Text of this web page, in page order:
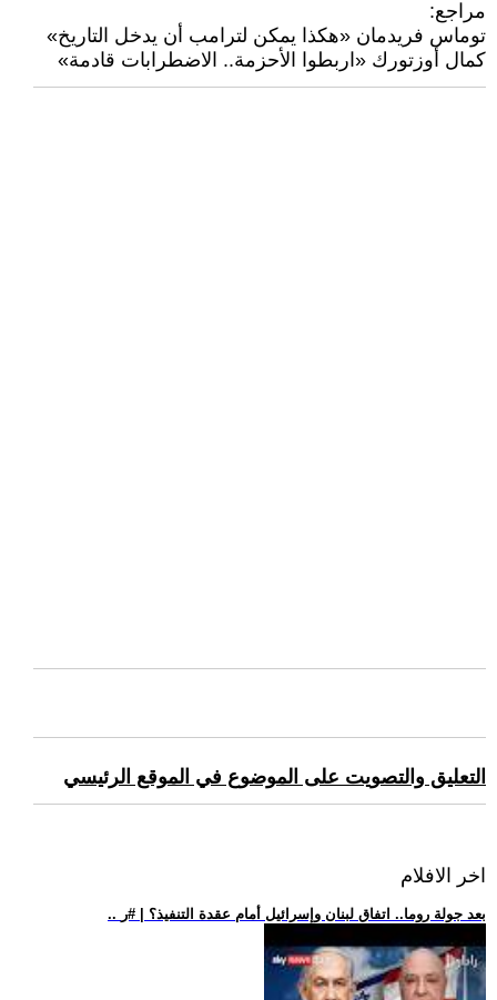
مراجع:
توماس فريدمان «هكذا يمكن لترامب أن يدخل التاريخ»
كمال أوزتورك «اربطوا الأحزمة.. الاضطرابات قادمة»
التعليق والتصويت على الموضوع في الموقع الرئيسي
اخر الافلام
.. بعد جولة روما.. اتفاق لبنان وإسرائيل أمام عقدة التنفيذ؟ | #ر